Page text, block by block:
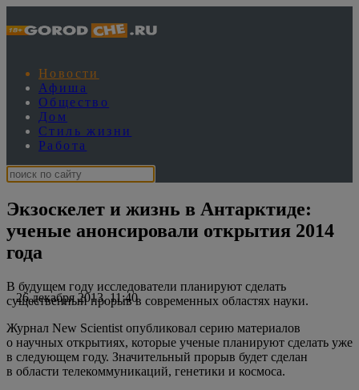
Новости
Афиша
Общество
Дом
Стиль жизни
Работа
Экзоскелет и жизнь в Антарктиде:
ученые анонсировали открытия 2014
года
26 декабря 2013, 11:40
В будущем году исследователи планируют сделать
существенный прорыв в современных областях науки.
Журнал New Sсientist опубликовал серию материалов
о научных открытиях, которые ученые планируют сделать уже
в следующем году. Значительный прорыв будет сделан
в области телекоммуникаций, генетики и космоса.